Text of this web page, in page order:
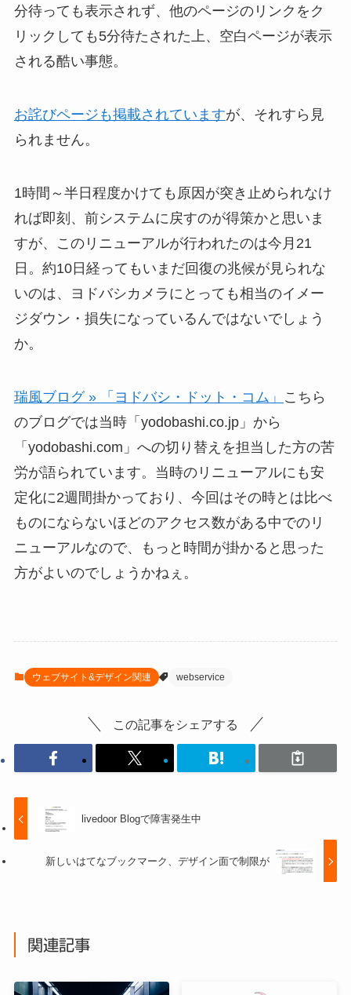
分待っても表示されず、他のページのリンクをク
リックしても5分待たされた上、空白ページが表示
される酷い事態。
お詫びページも掲載されていますが、それすら見
られません。
1時間～半日程度かけても原因が突き止められなけ
れば即刻、前システムに戻すのが得策かと思いま
すが、このリニューアルが行われたのは今月21
日。約10日経ってもいまだ回復の兆候が見られな
いのは、ヨドバシカメラにとっても相当のイメー
ジダウン・損失になっているんではないでしょう
か。
瑞風ブログ » 「ヨドバシ・ドット・コム」 こちら
のブログでは当時「yodobashi.co.jp」から
「yodobashi.com」への切り替えを担当した方の苦
労が語られています。当時のリニューアルにも安
定化に2週間掛かっており、今回はその時とは比べ
ものにならないほどのアクセス数がある中でのリ
ニューアルなので、もっと時間が掛かると思った
方がよいのでしょうかねぇ。
ウェブサイト&デザイン関連 webservice
この記事をシェアする
livedoor Blogで障害発生中
新しいはてなブックマーク、デザイン面で制限が
関連記事